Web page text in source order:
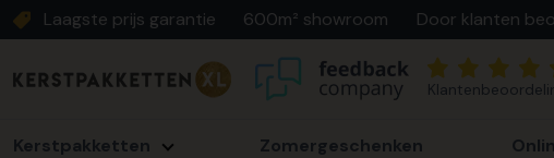
Laagste prijs garantie 600m² showroom Door klanten
Kerstpakketten Zomergeschenken